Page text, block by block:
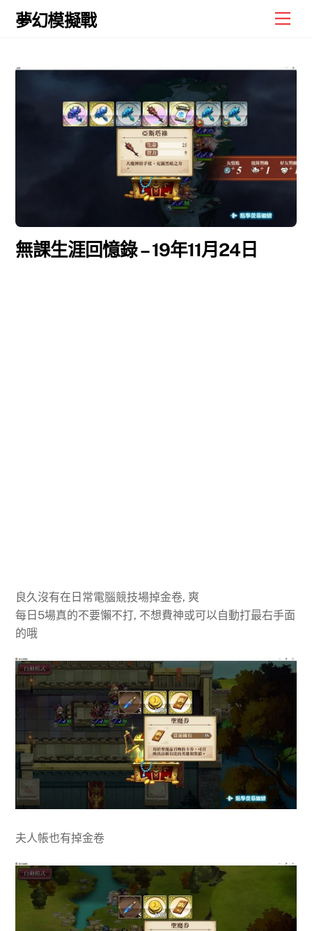
Skip
夢幻模擬戰
無課生涯回憶錄 – 19年11月24日
良久沒有在日常電腦競技場掉金卷, 爽
每日5場真的不要懶不打, 不想費神或可以自動打最右手面
的哦
夫人帳也有掉金卷